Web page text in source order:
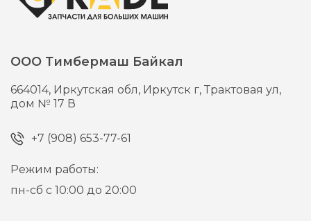
ООО Тимбермаш Байкал
664014, Иркутская обл, Иркутск г,Трактовая ул,
дом № 17 В
+7 (908) 653-77-61
Режим работы:
пн-сб с 10:00 до 20:00